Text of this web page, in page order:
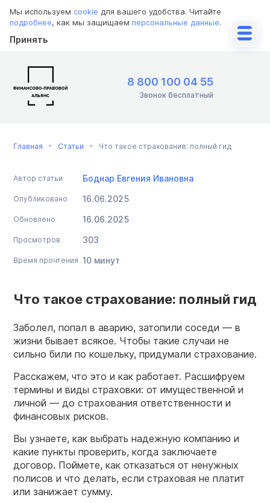
Мы используем cookie для вашего удобства. Читайте
подробнее, как мы защищаем персональные данные.
Принять
8 800 100 04 55
Звонок бесплатный
Главная Статьи Что такое страхование: полный гид
Автор статьи Боднар Евгения Ивановна
Опубликовано 16.06.2025
Обновлено 16.06.2025
Просмотров 303
Время прочтения 10 минут
Что такое страхование: полный гид
Заболел, попал в аварию, затопили соседи — в
жизни бывает всякое. Чтобы такие случаи не
сильно били по кошельку, придумали страхование.
Расскажем, что это и как работает. Расшифруем
термины и виды страховки: от имущественной и
личной — до страхования ответственности и
финансовых рисков.
Вы узнаете, как выбрать надежную компанию и
какие пункты проверить, когда заключаете
договор. Поймете, как отказаться от ненужных
полисов и что делать, если страховая не платит
или занижает сумму.